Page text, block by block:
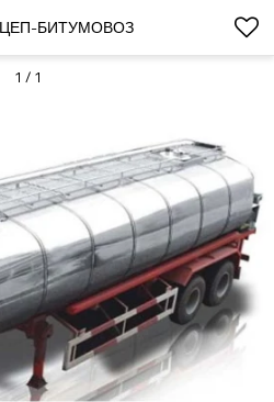
БИТУМОВОЗ
1 / 1